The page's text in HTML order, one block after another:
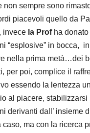
non sempre sono
piacevoli quello da
invece la Prof ha
“esplosive” in bocca,
nella prima metà…dei
per poi, complice il
essendo la lentezza
al piacere, stabilizzarsi
derivanti dall’ insieme
caso, ma con la ricerca